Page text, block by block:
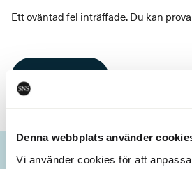
Denna webbplats använder
Vi använder cookies för att
Ett oväntad fel inträffade. Du kan